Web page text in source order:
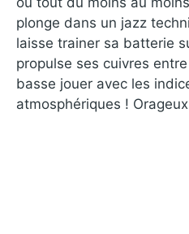
plonge dans un jazz
laisse trainer sa batterie
propulse ses cuivres
basse jouer avec les
atmosphériques !